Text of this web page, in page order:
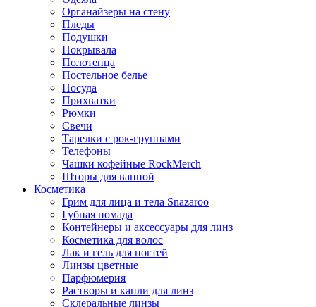
Органайзеры на стену
Пледы
Подушки
Покрывала
Полотенца
Постельное белье
Посуда
Прихватки
Рюмки
Свечи
Тарелки с рок-группами
Телефоны
Чашки кофейные RockMerch
Шторы для ванной
Косметика
Грим для лица и тела Snazaroo
Губная помада
Контейнеры и аксессуары для линз
Косметика для волос
Лак и гель для ногтей
Линзы цветные
Парфюмерия
Растворы и капли для линз
Склеральные линзы